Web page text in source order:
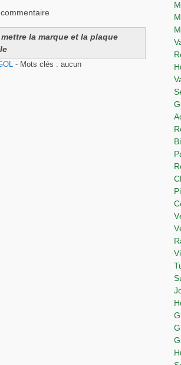
la marque et la plaque
- Mots clés : aucun